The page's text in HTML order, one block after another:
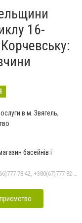
16-
в м. Звягель,
басейнів і
+380(44)502-01-02, +380(66)777-78-42, +380(67)777-82-19, +380(67)890-80-80, +380(73)890-80-80, +380(44)502-01-03